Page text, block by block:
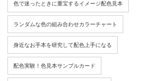
色で迷ったときに重宝するイメージ配色見本
ランダムな色の組み合わせカラーチャート
身近なお手本を研究して配色上手になる
配色実験！色見本サンプルカード